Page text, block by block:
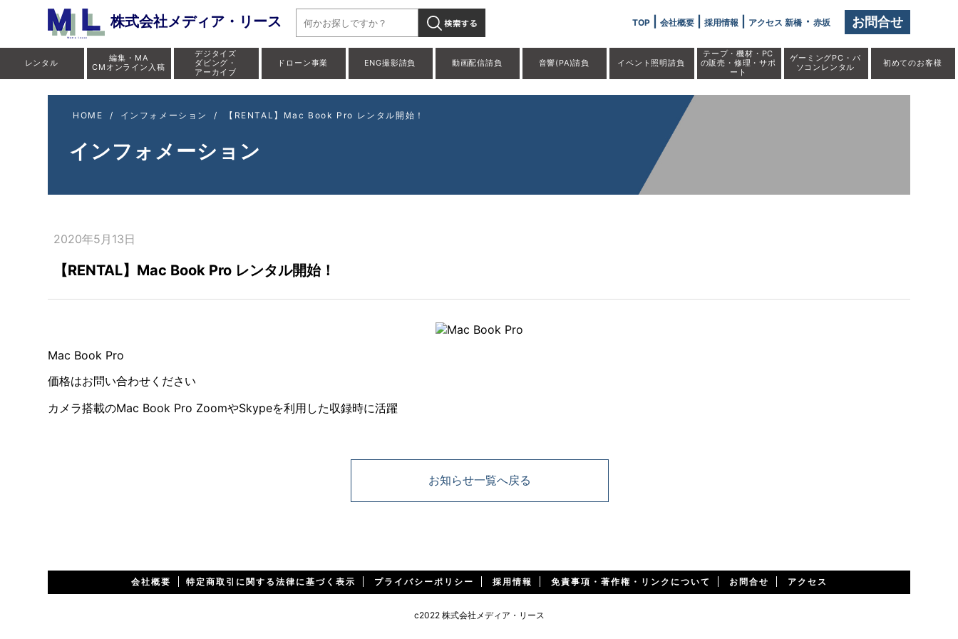
株式会社メディア・リース お問合せ
TOP| 会社概要| 採用情報 アクセス 新橋・ 赤坂
レンタル
編集・MA
CMオンライン入稿
デジタイズ
ダビング・
アーカイブ
ドローン事業 ENG撮影請負 動画配信請負 音響(PA)請負 イベント照明請負
テープ・機材・PC
の販売・修理・サポ
ート
ゲーミングPC・パ
ソコンレンタル
初めてのお客様
HOME / インフォメーション / 【RENTAL】Mac Book Pro レンタル開始！
インフォメーション
2020年5月13日
【RENTAL】Mac Book Pro レンタル開始！
Mac Book Pro
価格はお問い合わせください
カメラ搭載のMac Book Pro ZoomやSkypeを利用した収録時に活躍
お知らせ一覧へ戻る
会社概要 特定商取引に関する法律に基づく表示 プライバシーポリシー 採用情報 免責事項・著作権・リンクについて お問合せ アクセス
c2022 株式会社メディア・リース